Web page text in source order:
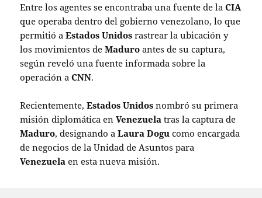
Entre los agentes se encontraba una fuente de laCIA
que operaba dentro del gobierno venezolano, lo que
permitió aEstados Unidos rastrear la ubicación y
los movimientos deMaduro antes de su captura,
según reveló una fuente informada sobre la
operación aCNN.
Recientemente,Estados Unidos nombró su primera
misión diplomática enVenezuela tras la captura de
Maduro, designando aLaura Dogu como encargada
de negocios de la Unidad de Asuntos para
Venezuela en esta nueva misión.